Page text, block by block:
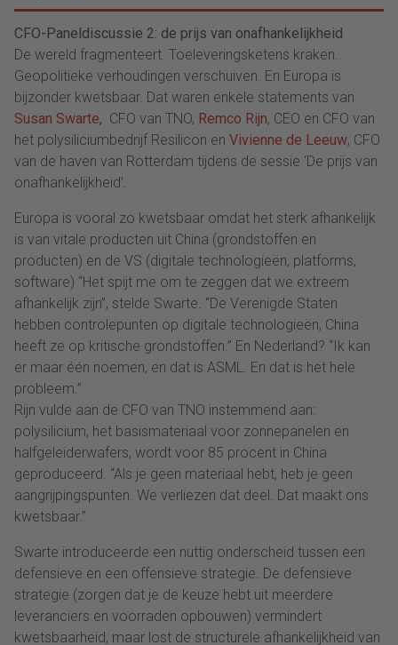
CFO-Paneldiscussie 2: de prijs van onafhankelijkheid
De wereld fragmenteert. Toeleveringsketens kraken.
Geopolitieke verhoudingen verschuiven. En Europa is
bijzonder kwetsbaar. Dat waren enkele statements van
Susan Swarte, CFO van TNO, Remco Rijn, CEO en CFO van
het polysiliciumbedrijf Resilicon en Vivienne de Leeuw, CFO
van de haven van Rotterdam tijdens de sessie ‘De prijs van
onafhankelijkheid’.
Europa is vooral zo kwetsbaar omdat het sterk afhankelijk
is van vitale producten uit China (grondstoffen en
producten) en de VS (digitale technologieën, platforms,
software) “Het spijt me om te zeggen dat we extreem
afhankelijk zijn”, stelde Swarte. “De Verenigde Staten
hebben controlepunten op digitale technologieën, China
heeft ze op kritische grondstoffen.” En Nederland? “Ik kan
er maar één noemen, en dat is ASML. En dat is het hele
probleem.”
Rijn vulde aan de CFO van TNO instemmend aan:
polysilicium, het basismateriaal voor zonnepanelen en
halfgeleiderwafers, wordt voor 85 procent in China
geproduceerd. “Als je geen materiaal hebt, heb je geen
aangrijpingspunten. We verliezen dat deel. Dat maakt ons
kwetsbaar.”
Swarte introduceerde een nuttig onderscheid tussen een
defensieve en een offensieve strategie. De defensieve
strategie (zorgen dat je de keuze hebt uit meerdere
leveranciers en voorraden opbouwen) vermindert
kwetsbaarheid, maar lost de structurele afhankelijkheid van